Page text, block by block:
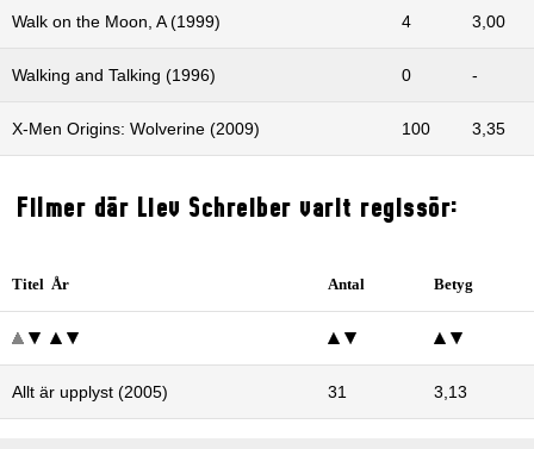
Walk on the Moon, A (1999) 4 3,00
Walking and Talking (1996) 0 -
X-Men Origins: Wolverine (2009) 100 3,35
Filmer där Liev Schreiber varit regissör:
Titel År Antal Betyg
Allt är upplyst (2005) 31 3,13